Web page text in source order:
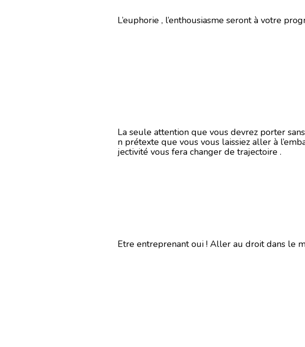
L’euphorie , l’enthousiasme seront à votre
La seule attention que vous devrez porter
n prétexte que vous vous laissiez aller à
jectivité vous fera changer de trajectoire .
Etre entreprenant oui ! Aller au droit dans le